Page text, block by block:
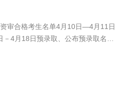
审合格考生名单4月10日—4月11日
4月18日预录取、公布预录取名